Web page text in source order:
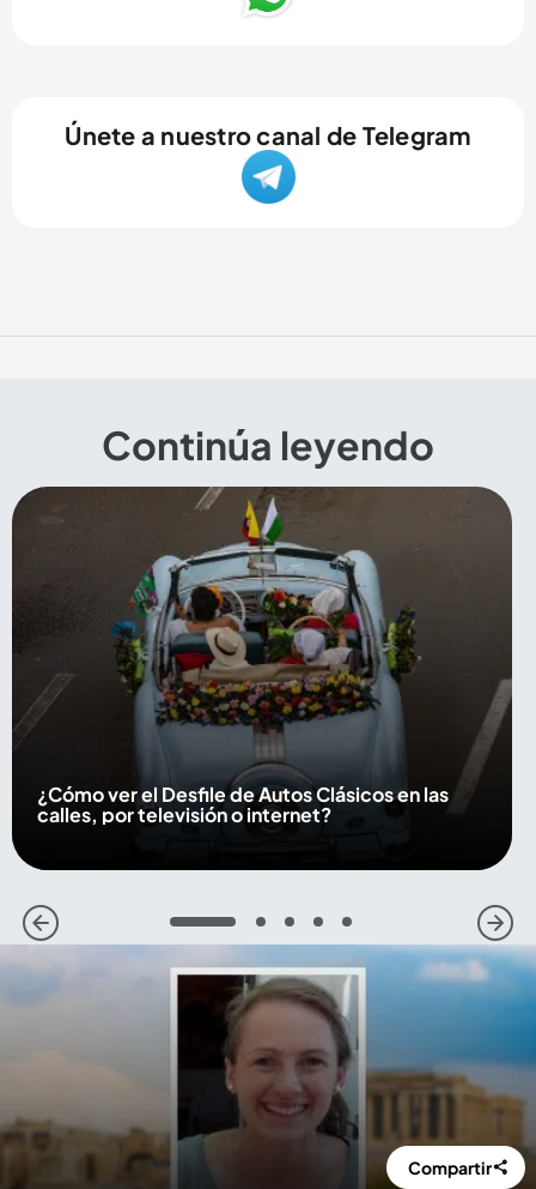
Únete a nuestro canal de Telegram
Continúa leyendo
¿Cómo ver el Desfile de Autos Clásicos en las
calles, por televisión o internet?
1 2 3 4 5
Compartir